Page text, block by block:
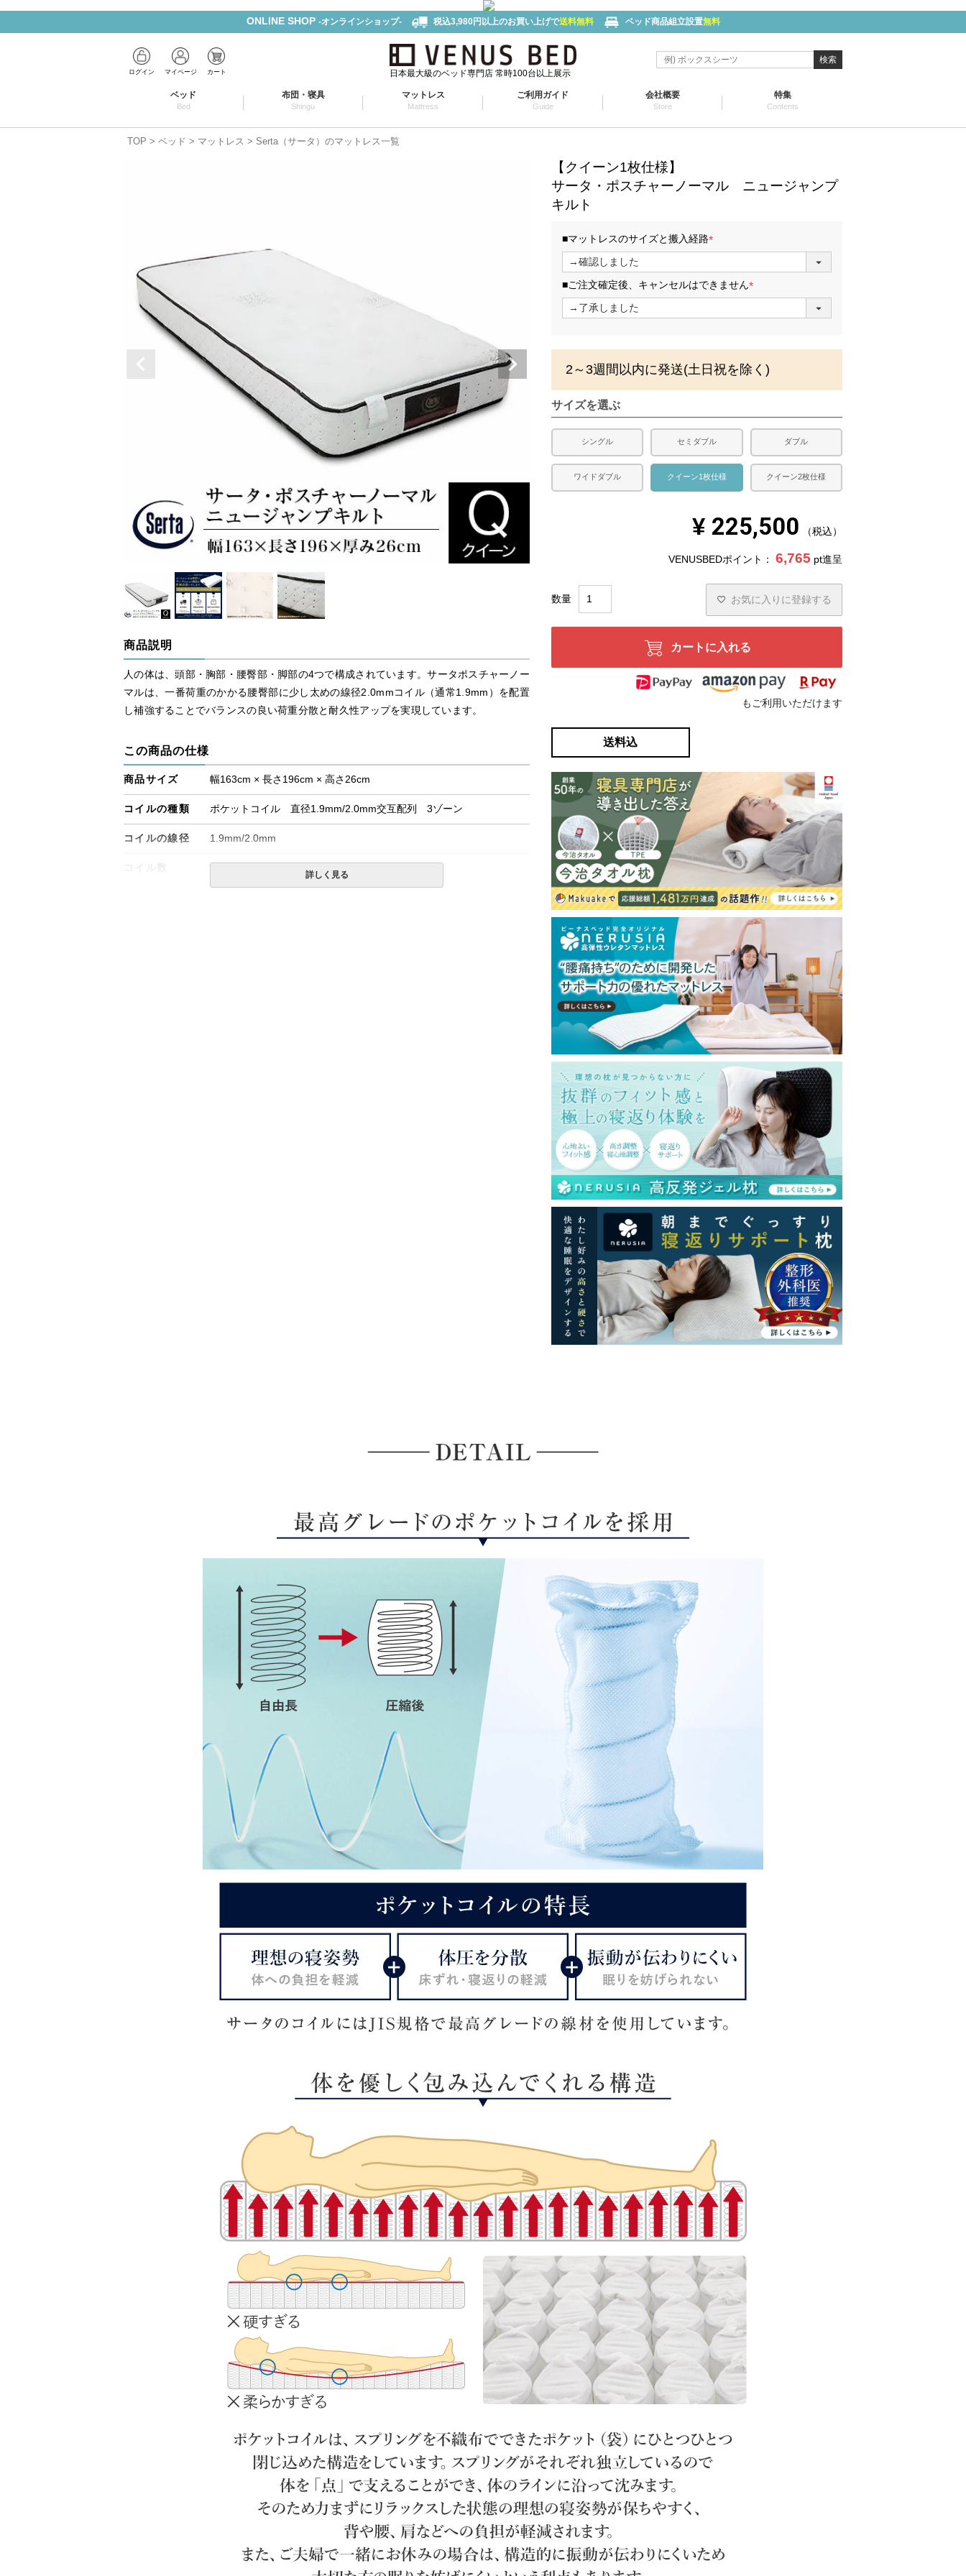
ONLINE SHOP -オンラインショップ- 税込3,980円以上のお買い上げで送料無料 ベッド商品組立設置無料
ログイン マイページ カート 日本最大級のベッド専門店 常時100台以上展示
検索
ベッド
Bed
布団・寝具
Shingu
マットレス
Mattress
ご利用ガイド
Guide
会社概要
Store
特集
Contents
TOP ベッド マットレス Serta（サータ）のマットレス一覧
商品説明
人の体は、頭部・胸部・腰臀部・脚部の4つで構成されています。サータポスチャーノー
マルは、一番荷重のかかる腰臀部に少し太めの線径2.0mmコイル（通常1.9mm）を配置
し補強することでバランスの良い荷重分散と耐久性アップを実現しています。
この商品の仕様
商品サイズ 幅163cm × 長さ196cm × 高さ26cm
コイルの種類 ポケットコイル 直径1.9mm/2.0mm交互配列 3ゾーン
コイルの線径 1.9mm/2.0mm
詳しく見る
【クイーン1枚仕様】
サータ・ポスチャーノーマル ニュージャンプ
キルト
■マットレスのサイズと搬入経路
(
必
須
)
■ご注文確定後、キャンセルはできません
(
必
2～3週間以内に発送(土日祝を除く)
サイズを選ぶ
シングル セミダブル ダブル
ワイドダブル クイーン1枚仕様 クイーン2枚仕様
¥ 225,500 税込
VENUSBEDポイント： 6,765 pt進呈
お気に入りに登録する
カートに入れる
もご利用いただけます
送料込